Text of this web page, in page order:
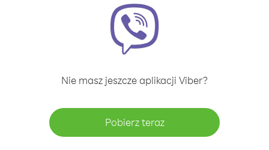
Nie masz jeszcze aplikacji Viber?
Pobierz teraz